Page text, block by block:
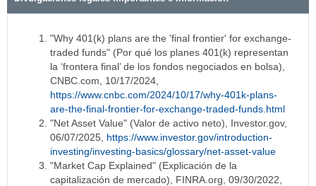
"Why 401(k) plans are the 'final frontier' for exchange-
traded funds" (Por qué los planes 401(k) representan
la ‘frontera final’ de los fondos negociados en bolsa),
CNBC.com, 10/17/2024,
https://www.cnbc.com/2024/10/17/why-401k-plans-
are-the-final-frontier-for-exchange-traded-funds.html
"Net Asset Value" (Valor de activo neto), Investor.gov,
06/07/2025, https://www.investor.gov/introduction-
investing/investing-basics/glossary/net-asset-value
"Market Cap Explained" (Explicación de la
capitalización de mercado), FINRA.org, 09/30/2022,